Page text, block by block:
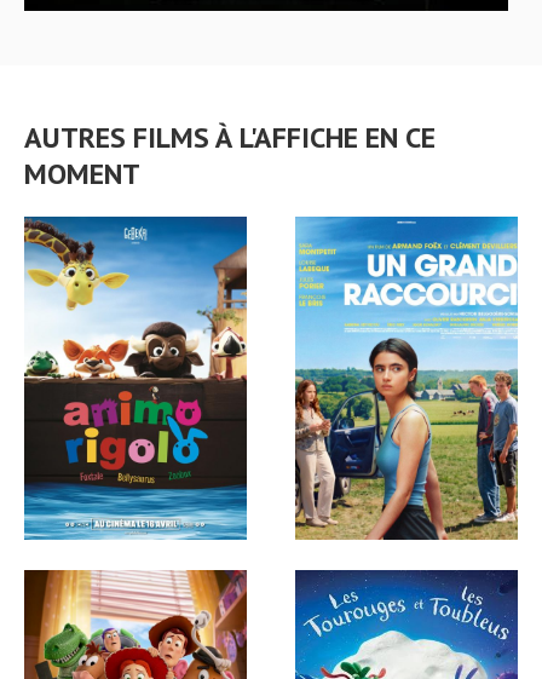
AUTRES FILMS À L'AFFICHE EN CE
MOMENT